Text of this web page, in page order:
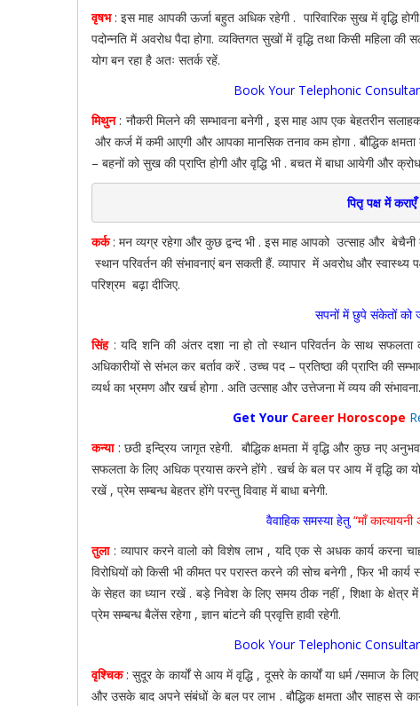
वृषभ: इस माह आपकी ऊर्जा बहुत अधिक रहेगी . पारिवारिक सुख में वृद्धि
पदोन्नति में अवरोध पैदा होगा. व्यक्तिगत सुखों में वृद्धि तथा किसी महिला
योग बन रहा है अतः सतर्क रहें.
Book Your Telephonic
मिथुन: नौकरी मिलने की सम्भावना बनेगी , इस माह आप एक बेहतरीन
और कर्ज में कमी आएगी और आपका मानसिक तनाव कम होगा . बौद्धिक
– बहनों को सुख की प्राप्ति होगी और वृद्धि भी . बचत में बाधा आयेगी और
पितृ पक्ष में कराएँ
कर्क: मन व्यग्र रहेगा और कुछ द्वन्द भी . इस माह आपको उत्साह और बेचैनी
स्थान परिवर्तन की संभावनाएं बन सकती हैं. व्यापार में अवरोध और
परिश्रम बढ़ा दीजिए.
सपनों में छुपे संकेतों को
सिंह : यदि शनि की अंतर दशा ना हो तो स्थान परिवर्तन के साथ
अधिकारीयों से संभल कर बर्ताव करें . उच्च पद – प्रतिष्ठा की प्राप्ति की
व्यर्थ का भ्रमण और खर्च होगा . अति उत्साह और उत्तेजना में व्यय की संभावना.
Get YourCareer Horoscope
कन्या: छठी इन्द्रिय जागृत रहेगी. बौद्धिक क्षमता में वृद्धि और कुछ नए
सफलता के लिए अधिक प्रयास करने होंगे . खर्च के बल पर आय में वृद्धि का
रखें , प्रेम सम्बन्ध बेहतर होंगे परन्तु विवाह में बाधा बनेगी.
वैवाहिक समस्या हेतु “माँ कात्यायनी
तुला: व्यापार करने वालो को विशेष लाभ , यदि एक से अधक कार्य करना
विरोधियों को किसी भी कीमत पर परास्त करने की सोच बनेगी , फिर भी
के सेहत का ध्यान रखें . बड़े निवेश के लिए समय ठीक नहीं , शिक्षा के
प्रेम सम्बन्ध बैलेंस रहेगा , ज्ञान बांटने की प्रवृत्ति हावी रहेगी.
Book Your Telephonic
वृश्चिक: सुदूर के कार्यों से आय में वृद्धि , दूसरे के कार्यों या धर्म /समाज के
और उसके बाद अपने संबंधों के बल पर लाभ . बौद्धिक क्षमता और साहस से